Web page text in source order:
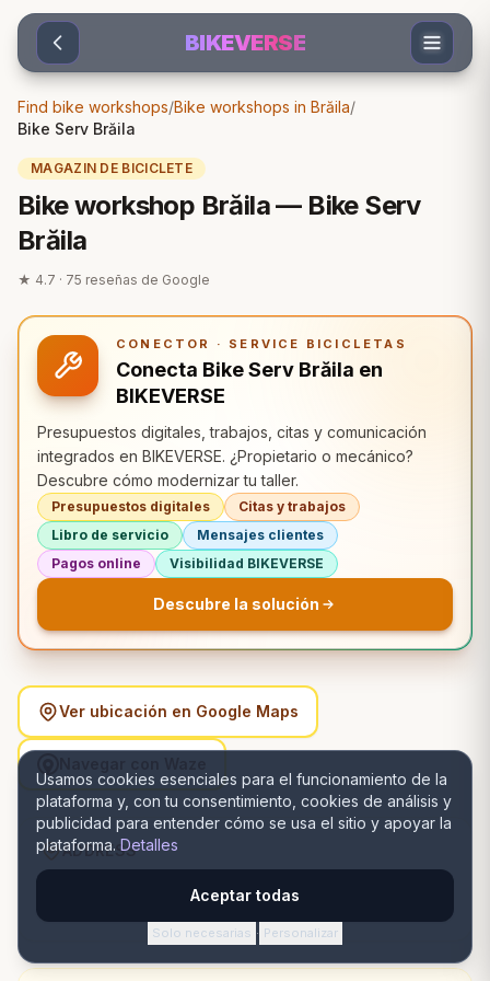
Sari la conținut
Usamos cookies esenciales para el funcionamiento de la
plataforma y, con tu consentimiento, cookies de análisis y
publicidad para entender cómo se usa el sitio y apoyar la
plataforma. Detalles
Aceptar todas
Solo necesarias · Personalizar
BIKEVERSE
Find bike workshops/Bike workshops in Brăila/
Bike Serv Brăila
MAGAZIN DE BICICLETE
Bike workshop Brăila — Bike Serv
Brăila
★ 4.7 · 75 reseñas de Google
CONECTOR · SERVICE BICICLETAS
Conecta Bike Serv Brăila en
BIKEVERSE
Presupuestos digitales, trabajos, citas y comunicación
integrados en BIKEVERSE. ¿Propietario o mecánico?
Descubre cómo modernizar tu taller.
Presupuestos digitales
Citas y trabajos
Libro de servicio
Mensajes clientes
Pagos online
Visibilidad BIKEVERSE
Descubre la solución
Ver ubicación en Google Maps
ADDRESS
Bulevardul Independenţei 23, 810003 Brăila, România,